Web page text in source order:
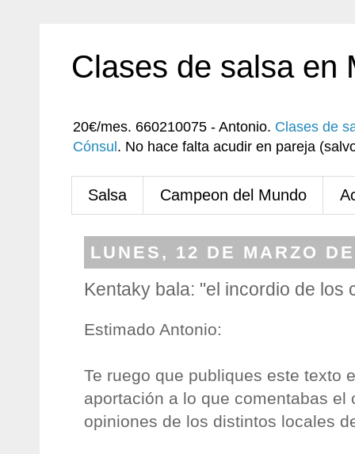
Clases de salsa en
20€/mes. 660210075 - Antonio. Clases de
Cónsul . No hace falta acudir en pareja
Salsa Campeon del Mundo
LUNES, 12 DE MARZO
Kentaky bala: "el incordio de los
Estimado Antonio:
Te ruego que publiques este texto
aportación a lo que comentabas el
opiniones de los distintos locales